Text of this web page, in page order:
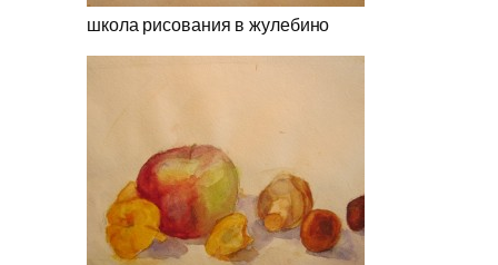
школа рисования в жулебино